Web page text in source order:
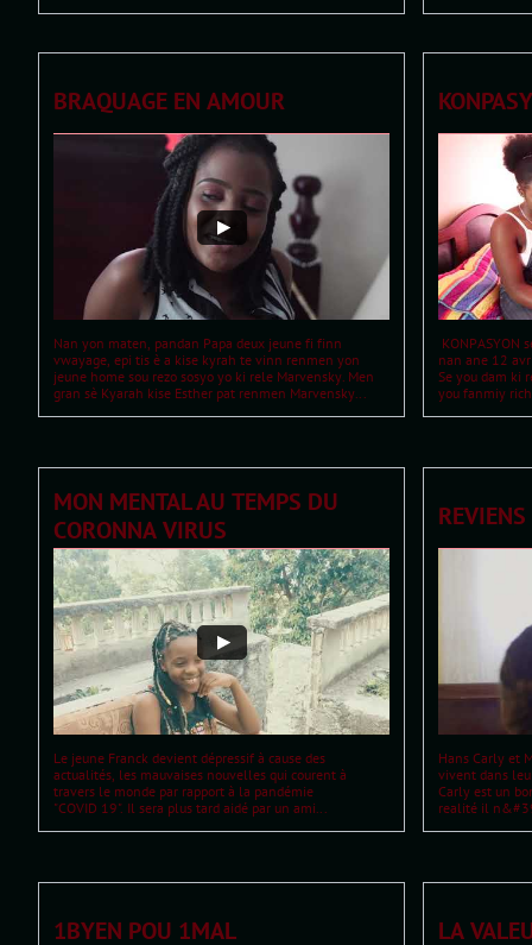
BRAQUAGE EN AMOUR
Nan yon maten, pandan Papa deux jeune fi finn
vwayage, epi tis è a kise kyrah te vinn renmen yon
jeune home sou rezo sosyo yo ki rele Marvensky. Men
gran sè Kyarah kise Esther pat renmen Marvensky...
nan ane 12
Se you dam ki
you fanmiy
MON MENTAL AU TEMPS DU
CORONNA VIRUS
Le jeune Franck devient dépressif à cause des
actualités, les mauvaises nouvelles qui courent à
travers le monde par rapport à la pandémie
"COVID 19". Il sera plus tard aidé par un ami...
Hans Carly et
vivent dans
Carly est un
realité il
1BYEN POU 1MAL LA